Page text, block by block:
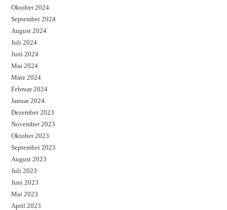
Oktober 2024
September 2024
August 2024
Juli 2024
Juni 2024
Mai 2024
März 2024
Februar 2024
Januar 2024
Dezember 2023
November 2023
Oktober 2023
September 2023
August 2023
Juli 2023
Juni 2023
Mai 2023
April 2023